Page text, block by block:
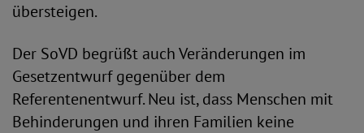
übersteigen.
Der SoVD begrüßt auch Veränderungen im
Gesetzentwurf gegenüber dem
Referentenentwurf. Neu ist, dass Menschen mit
Behinderungen und ihren Familien keine